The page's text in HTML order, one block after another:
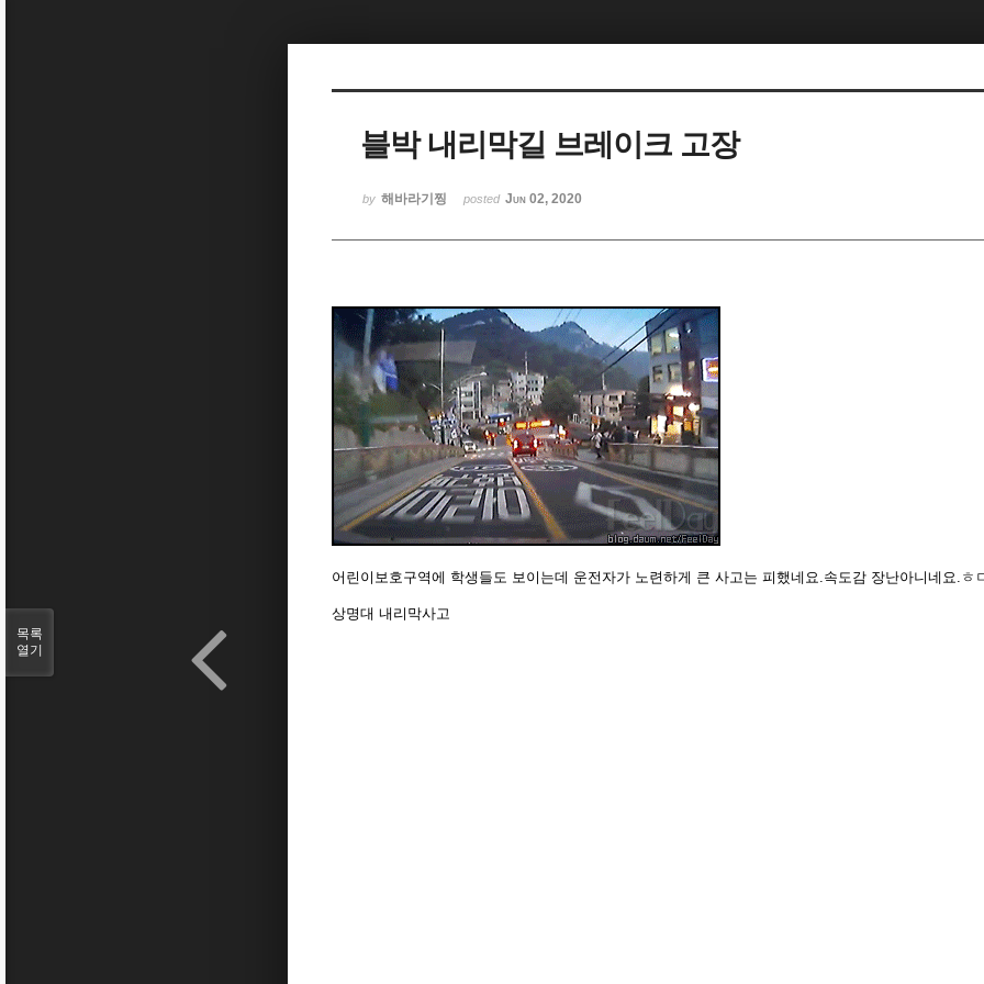
블박 내리막길 브레이크 고장
by 해바라기찡 posted Jun 02, 2020
어린이보호구역에 학생들도 보이는데 운전자가 노련하게 큰 사고는 피했네요.속도감 장난아니네요.ㅎ
상명대 내리막사고
목록
열기
Sketchbook5, 스케치북5
Sketchbook5, 스케치북5